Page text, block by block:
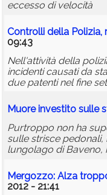
eccesso di velocità
Controlli della Polizia,
09:43
Nell'attività della
incidenti causati da
due patenti nel fine
Muore investito sulle
Purtroppo non ha
sulle strisce
lungolago di Baveno,
Mergozzo: Alza
2012 - 21:41